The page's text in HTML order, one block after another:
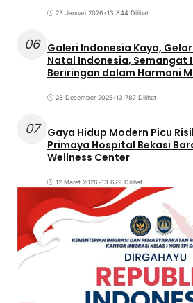
23 Januari 2026•13.844 Dilihat
06 Galeri Indonesia Kaya,
Natal Indonesia, Semangat
Beriringan dalam Harmoni
28 Desember 2025•13.787 Dilihat
07
Gaya Hidup Modern Picu
Primaya Hospital Bekasi
Wellness Center
12 Maret 2026•13.679 Dilihat